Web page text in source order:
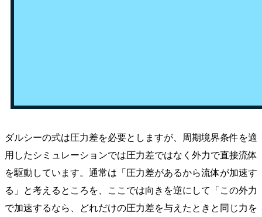
ダルシーの式は圧力差を必要としますが、周期境界条件を適
用したシミュレーションでは圧力差ではなく外力で直接流体
を駆動しています。通常は「圧力差があるから流体が加速す
る」と考えるところを、ここでは向きを逆にして「この外力
で加速するなら、どれだけの圧力差を与えたときと同じ力を